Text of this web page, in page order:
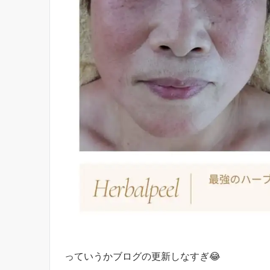
っていうかブログの更新しなすぎ😂